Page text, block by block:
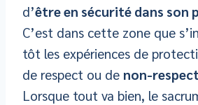
d’être en sécurité dans son
C’est dans cette zone que
tôt les expériences de
de respect ou de non-
Lorsque tout va bien, le